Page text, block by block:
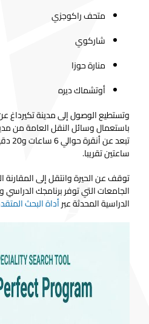
متحف راكوجزي
شاركوي
منارة حوزا
أوتشماك ديره
وتستطيع الوصول إلى مدينة تكيرداغ
باستعمال وسائل النقل العامة من
ساعتين تقريبا.
توقف عن الحيرة وانتقل إلى
الجامعات التي توفر برنامجك
الدراسية المحدثة عبرأداة البحث